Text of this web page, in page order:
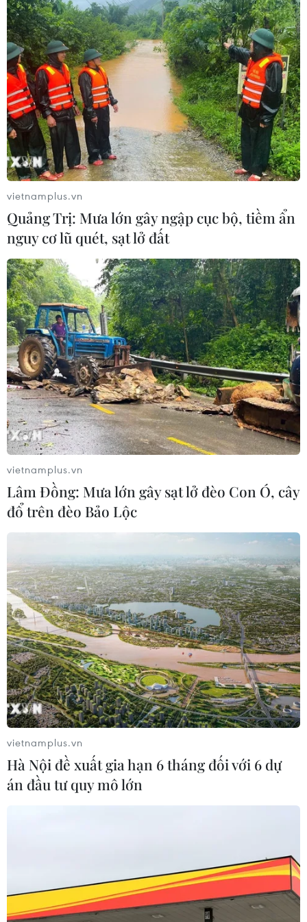
Động lực mới cho hợp tác thương
mại Việt Nam-Australia
08/08/2026 12:20
Tổng thống Iran nhấn mạnh Tehran
sẽ không bị ép buộc phải đầu hàng
08/08/2026 11:51
Việt Nam-Ấn Độ thúc đẩy hợp tác
nghiên cứu, đào tạo và tư vấn chính
sách
08/08/2026 10:28
59 năm ASEAN: Giữ vững đoàn kết,
định hình tương lai
08/08/2026 10:09
Iceland trước cuộc trưng cầu ý dân
về nối lại đàm phán gia nhập EU
Italy bác tối hậu thư của Tây Ban Nha
08/08/2026 07:27
Xem thêm
CƠ QUAN CHỦ QUẢN: THÔNG TẤN XÃ VIỆT NAM
Tổng Biên tập: TRẦN TIẾN DUẨN
Phó Tổng Biên tập: NGUYỄN THỊ TÁM, KHÚC THANH
THỦY
TTXVN
Dịch vụ tin
Quảng cáo
vietnamplus.vn
Quảng Trị: Mưa lớn gây ngập cục bộ, tiềm ẩn
nguy cơ lũ quét, sạt lở đất
vietnamplus.vn
Lâm Đồng: Mưa lớn gây sạt lở đèo Con Ó, cây
đổ trên đèo Bảo Lộc
vietnamplus.vn
Hà Nội đề xuất gia hạn 6 tháng đối với 6 dự
án đầu tư quy mô lớn